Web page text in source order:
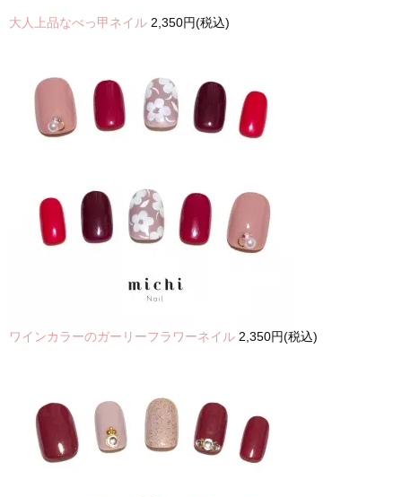
大人上品なべっ甲ネイル 2,350円(税込)
ワインカラーのガーリーフラワーネイル 2,350円(税込)